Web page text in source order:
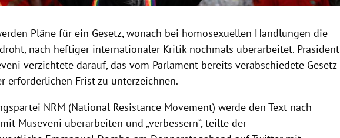
Pläne für ein Gesetz, wonach bei homosexuellen Handlungen die
nach heftiger internationaler Kritik nochmals überarbeitet. Präsident
verzichtete darauf, das vom Parlament bereits verabschiedete Gesetz
erforderlichen Frist zu unterzeichnen.
NRM (National Resistance Movement) werde den Text nach
Museveni überarbeiten und „verbessern“, teilte der